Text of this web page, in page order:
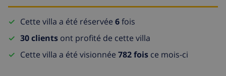
Cette villa a été réservée 6fois
30 clients ont profité de cette villa
Cette villa a été visionnée 782 fois ce mois-ci